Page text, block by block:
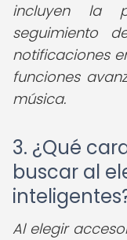
incluyen la
seguimiento
notificaciones
funciones
música.
3. ¿Qué
buscar al
Al elegir